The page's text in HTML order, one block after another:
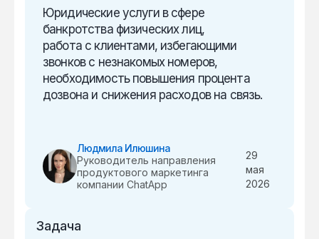
Юридические услуги в сфере
банкротства физических лиц,
работа с клиентами, избегающими
звонков с незнакомых номеров,
необходимость повышения процента
дозвона и снижения расходов на связь.
Людмила Илюшина
Руководитель направления
продуктового маркетинга
компании ChatApp
29
мая
2026
Задача